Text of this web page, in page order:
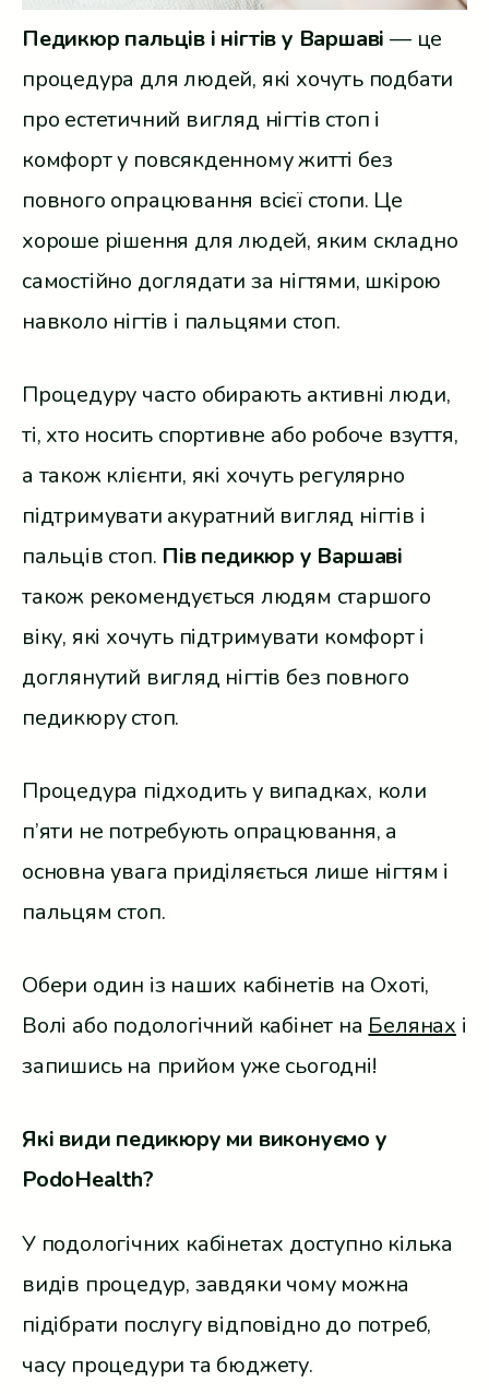
Педикюр пальців і нігтів у Варшаві — це
процедура для людей, які хочуть подбати
про естетичний вигляд нігтів стоп і
комфорт у повсякденному житті без
повного опрацювання всієї стопи. Це
хороше рішення для людей, яким складно
самостійно доглядати за нігтями, шкірою
навколо нігтів і пальцями стоп.
Процедуру часто обирають активні люди,
ті, хто носить спортивне або робоче взуття,
а також клієнти, які хочуть регулярно
підтримувати акуратний вигляд нігтів і
пальців стоп. Пів педикюр у Варшаві
також рекомендується людям старшого
віку, які хочуть підтримувати комфорт і
доглянутий вигляд нігтів без повного
педикюру стоп.
Процедура підходить у випадках, коли
п’яти не потребують опрацювання, а
основна увага приділяється лише нігтям і
пальцям стоп.
Обери один із наших кабінетів на Охоті,
Волі або подологічний кабінет на Белянах і
запишись на прийом уже сьогодні!
Які види педикюру ми виконуємо у
PodoHealth?
У подологічних кабінетах доступно кілька
видів процедур, завдяки чому можна
підібрати послугу відповідно до потреб,
часу процедури та бюджету.